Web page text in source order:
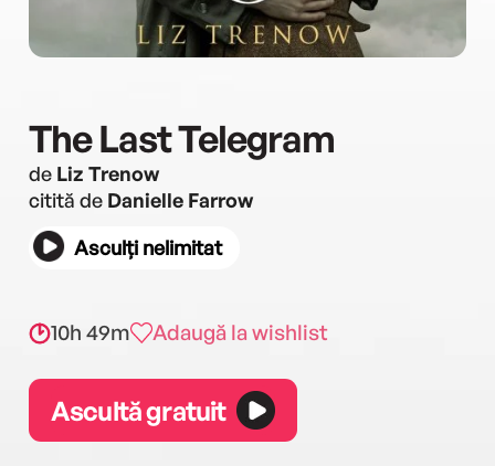
The Last Telegram
de Liz Trenow
citită de Danielle Farrow
Asculți nelimitat
10h 49m Adaugă la wishlist
Ascultă gratuit